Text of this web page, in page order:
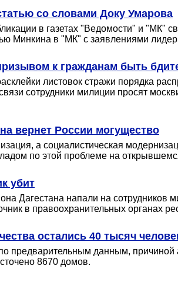
со словами Доку Умарова
в газетах "Ведомости" и "МК"
Минкина в "МК" с заявлениями
к гражданам быть
листовок стражи порядка
сотрудники милиции просят
вернет России могущество
а социалистическая
по этой проблеме на
убит
Дагестана напали на
в правоохранительных органах
остались 40 тысяч
данным, причиной
8670 домов.